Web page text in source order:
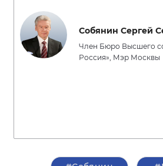
Собянин Сергей
Член Бюро Высшего
Россия», Мэр Москвы